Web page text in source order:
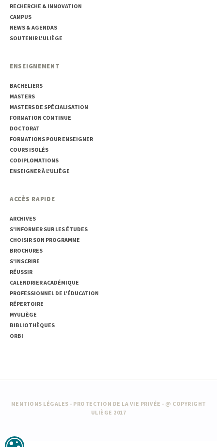
RECHERCHE & INNOVATION
CAMPUS
NEWS & AGENDAS
SOUTENIR L'ULIÈGE
ENSEIGNEMENT
BACHELIERS
MASTERS
MASTERS DE SPÉCIALISATION
FORMATION CONTINUE
DOCTORAT
FORMATIONS POUR ENSEIGNER
COURS ISOLÉS
CODIPLOMATIONS
ENSEIGNER À L'ULIÈGE
ACCÈS RAPIDE
ARCHIVES
S'INFORMER SUR LES ÉTUDES
CHOISIR SON PROGRAMME
BROCHURES
S'INSCRIRE
RÉUSSIR
CALENDRIER ACADÉMIQUE
PROFESSIONNEL DE L'ÉDUCATION
RÉPERTOIRE
MYULIÈGE
BIBLIOTHÈQUES
ORBI
MENTIONS LÉGALES - PROTECTION DE LA VIE PRIVÉE - @ COPYRIGHT
ULIÈGE 2017